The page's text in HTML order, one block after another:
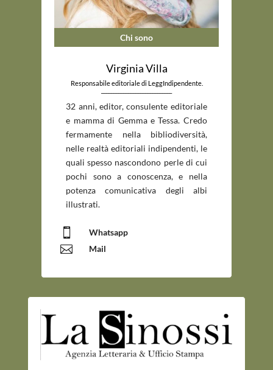
Chi sono
Virginia Villa
Responsabile editoriale di LeggIndipendente.
_____________________________
32 anni, editor, consulente editoriale
e mamma di Gemma e Tessa. Credo
fermamente nella bibliodiversità,
nelle realtà editoriali indipendenti, le
quali spesso nascondono perle di cui
pochi sono a conoscenza, e nella
potenza comunicativa degli albi
illustrati.
 Whatsapp
 Mail